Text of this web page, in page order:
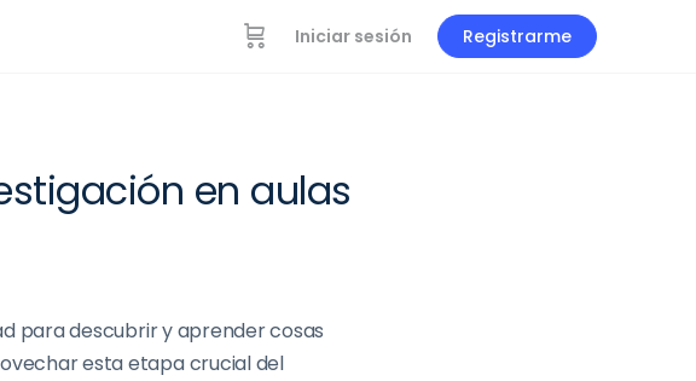
Iniciar sesión Registrarme
en aulas
para descubrir y aprender cosas
esta etapa crucial del